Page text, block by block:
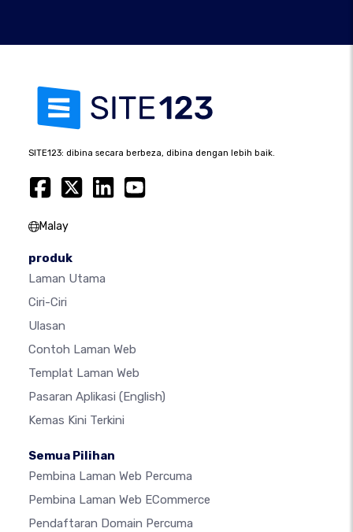
SITE123: dibina secara berbeza, dibina dengan lebih baik.
Malay
produk
Laman Utama
Ciri-Ciri
Ulasan
Contoh Laman Web
Templat Laman Web
Pasaran Aplikasi (English)
Kemas Kini Terkini
Semua Pilihan
Pembina Laman Web Percuma
Pembina Laman Web ECommerce
Pendaftaran Domain Percuma